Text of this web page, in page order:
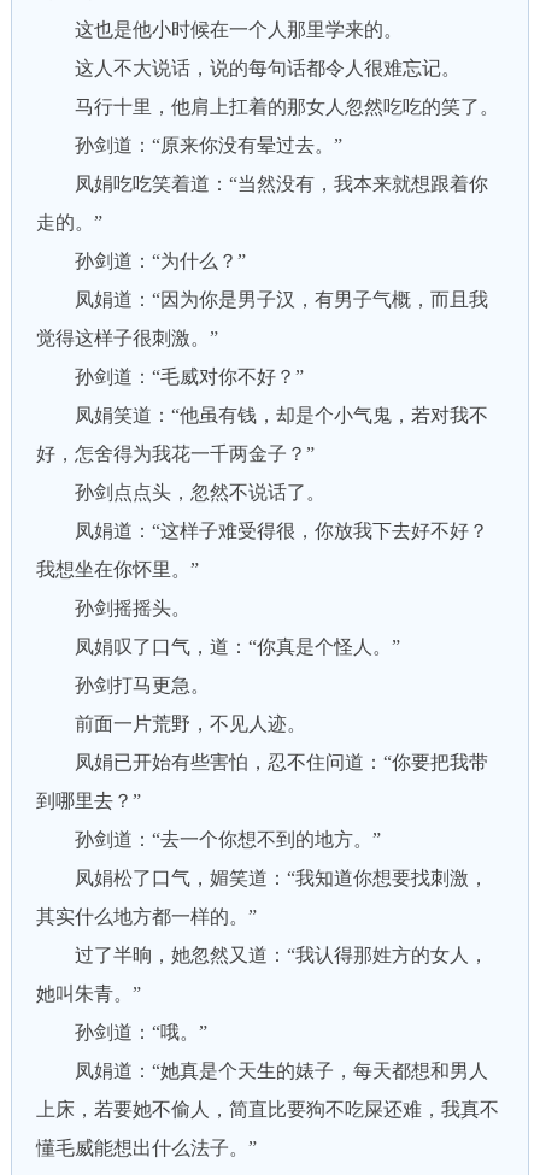
这也是他小时候在一个人那里学来的。
这人不大说话，说的每句话都令人很难忘记。
马行十里，他肩上扛着的那女人忽然吃吃的笑了。
孙剑道：“原来你没有晕过去。”
凤娟吃吃笑着道：“当然没有，我本来就想跟着你
走的。”
孙剑道：“为什么？”
凤娟道：“因为你是男子汉，有男子气概，而且我
觉得这样子很刺激。”
孙剑道：“毛威对你不好？”
凤娟笑道：“他虽有钱，却是个小气鬼，若对我不
好，怎舍得为我花一千两金子？”
孙剑点点头，忽然不说话了。
凤娟道：“这样子难受得很，你放我下去好不好？
我想坐在你怀里。”
孙剑摇摇头。
凤娟叹了口气，道：“你真是个怪人。”
孙剑打马更急。
前面一片荒野，不见人迹。
凤娟已开始有些害怕，忍不住问道：“你要把我带
到哪里去？”
孙剑道：“去一个你想不到的地方。”
凤娟松了口气，媚笑道：“我知道你想要找刺激，
其实什么地方都一样的。”
过了半晌，她忽然又道：“我认得那姓方的女人，
她叫朱青。”
孙剑道：“哦。”
凤娟道：“她真是个天生的婊子，每天都想和男人
上床，若要她不偷人，简直比要狗不吃屎还难，我真不
懂毛威能想出什么法子。”